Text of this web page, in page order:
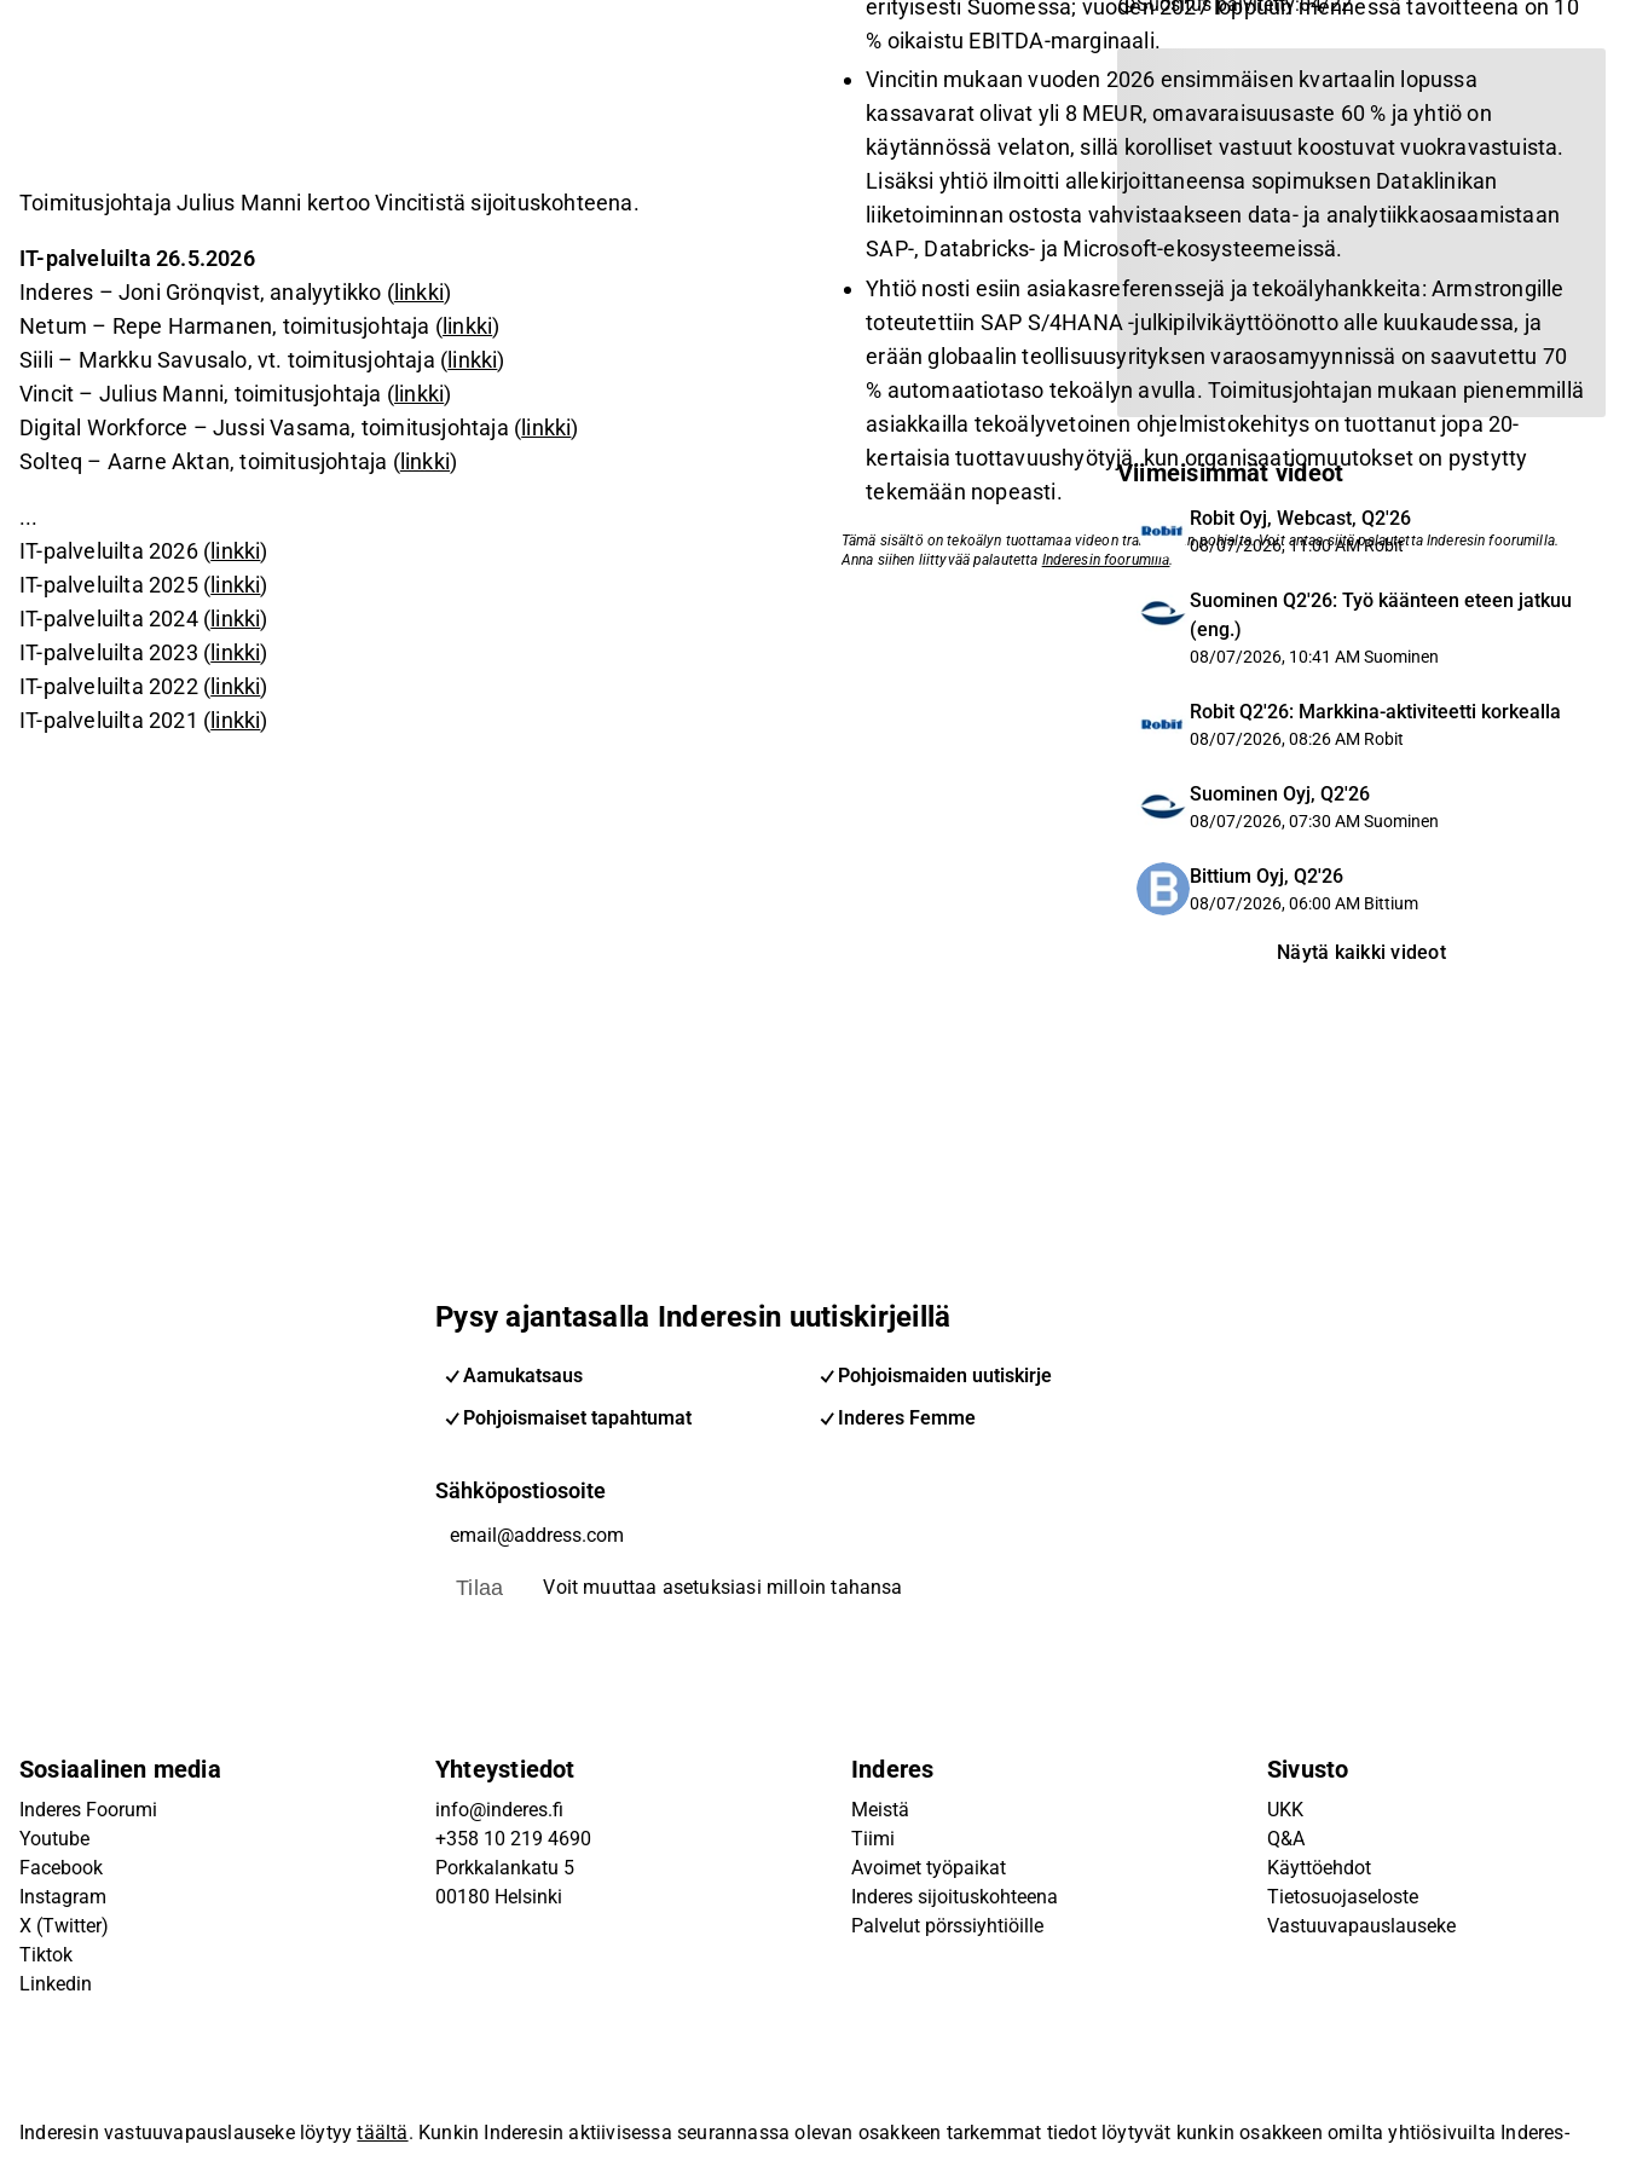
erityisesti Suomessa; vuoden 2027 loppuun mennessä tavoitteena on 10
% oikaistu EBITDA-marginaali.
Vincitin mukaan vuoden 2026 ensimmäisen kvartaalin lopussa
kassavarat olivat yli 8 MEUR, omavaraisuusaste 60 % ja yhtiö on
käytännössä velaton, sillä korolliset vastuut koostuvat vuokravastuista.
Lisäksi yhtiö ilmoitti allekirjoittaneensa sopimuksen Dataklinikan
liiketoiminnan ostosta vahvistaakseen data- ja analytiikkaosaamistaan
SAP-, Databricks- ja Microsoft-ekosysteemeissä.
Yhtiö nosti esiin asiakasreferenssejä ja tekoälyhankkeita: Armstrongille
toteutettiin SAP S/4HANA -julkipilvikäyttöönotto alle kuukaudessa, ja
erään globaalin teollisuusyrityksen varaosamyynnissä on saavutettu 70
% automaatiotaso tekoälyn avulla. Toimitusjohtajan mukaan pienemmillä
asiakkailla tekoälyvetoinen ohjelmistokehitys on tuottanut jopa 20-
kertaisia tuottavuushyötyjä, kun organisaatiomuutokset on pystytty
tekemään nopeasti.
Tämä sisältö on tekoälyn tuottamaa videon transkriptin pohjalta. Voit antaa siitä palautetta Inderesin foorumilla.
Anna siihen liittyvää palautetta Inderesin foorumilla.
Toimitusjohtaja Julius Manni kertoo Vincitistä sijoituskohteena.
IT-palveluilta 26.5.2026
Inderes – Joni Grönqvist, analyytikko (linkki)
Netum – Repe Harmanen, toimitusjohtaja ( linkki)
Siili – Markku Savusalo, vt. toimitusjohtaja ( linkki)
Vincit – Julius Manni, toimitusjohtaja ( linkki)
Digital Workforce – Jussi Vasama, toimitusjohtaja ( linkki)
Solteq – Aarne Aktan, toimitusjohtaja (linkki)
...
IT-palveluilta 2026 ( linkki)
IT-palveluilta 2025 ( linkki)
IT-palveluilta 2024 ( linkki)
IT-palveluilta 2023 ( linkki)
IT-palveluilta 2022 ( linkki)
IT-palveluilta 2021 ( linkki)
Viimeisimmät videot
Robit Oyj, Webcast, Q2'26
08/07/2026, 11:00 AMRobit
Suominen Q2'26: Työ käänteen eteen jatkuu
(eng.)
08/07/2026, 10:41 AM Suominen
Robit Q2'26: Markkina-aktiviteetti korkealla
08/07/2026, 08:26 AM Robit
Suominen Oyj, Q2'26
08/07/2026, 07:30 AM Suominen
Bittium Oyj, Q2'26
08/07/2026, 06:00 AM Bittium
Näytä kaikki videot
Pysy ajantasalla Inderesin uutiskirjeillä
Aamukatsaus
Pohjoismaiden uutiskirje
Pohjoismaiset tapahtumat
Inderes Femme
Sähköpostiosoite
Tilaa Voit muuttaa asetuksiasi milloin tahansa
Sosiaalinen media
Inderes Foorumi
Youtube
Facebook
Instagram
X (Twitter)
Tiktok
Linkedin
Yhteystiedot
info@inderes.fi
+358 10 219 4690
Porkkalankatu 5
00180 Helsinki
Inderes
Meistä
Tiimi
Avoimet työpaikat
Inderes sijoituskohteena
Palvelut pörssiyhtiöille
Sivusto
UKK
Q&A
Käyttöehdot
Tietosuojaseloste
Vastuuvapauslauseke
Inderesin vastuuvapauslauseke löytyytäältä. Kunkin Inderesin aktiivisessa seurannassa olevan osakkeen tarkemmat tiedot löytyvät kunkin osakkeen omilta yhtiösivuilta Inderes-